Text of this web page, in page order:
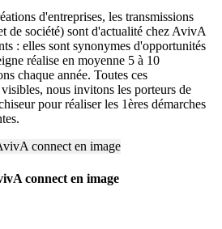
d'entreprises, les transmissions
de société) sont d'actualité chez AvivA
: elles sont synonymes d'opportunités
réalise en moyenne 5 à 10
chaque année. Toutes ces
nous invitons les porteurs de
pour réaliser les 1ères démarches
connect en image